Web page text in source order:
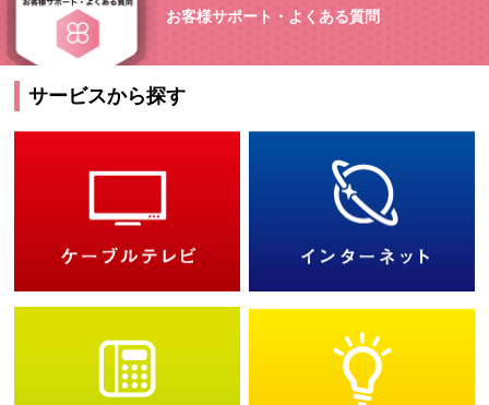
お客様サポート・よくある質問
サービスから探す